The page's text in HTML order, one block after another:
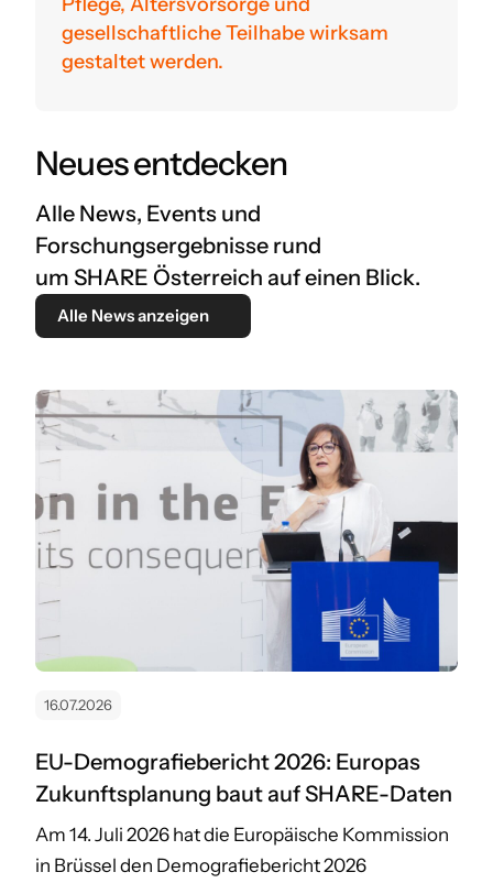
gesellschaftliche Teilhabe wirksam
gestaltet werden.
Neues entdecken
Alle News, Events und
Forschungsergebnisse rund
um SHARE Österreich auf einen Blick.
Alle News anzeigen
16.07.2026
EU-Demografiebericht 2026: Europas
Zukunftsplanung baut auf SHARE-Daten
Am 14. Juli 2026 hat die Europäische Kommission
in Brüssel den Demografiebericht 2026